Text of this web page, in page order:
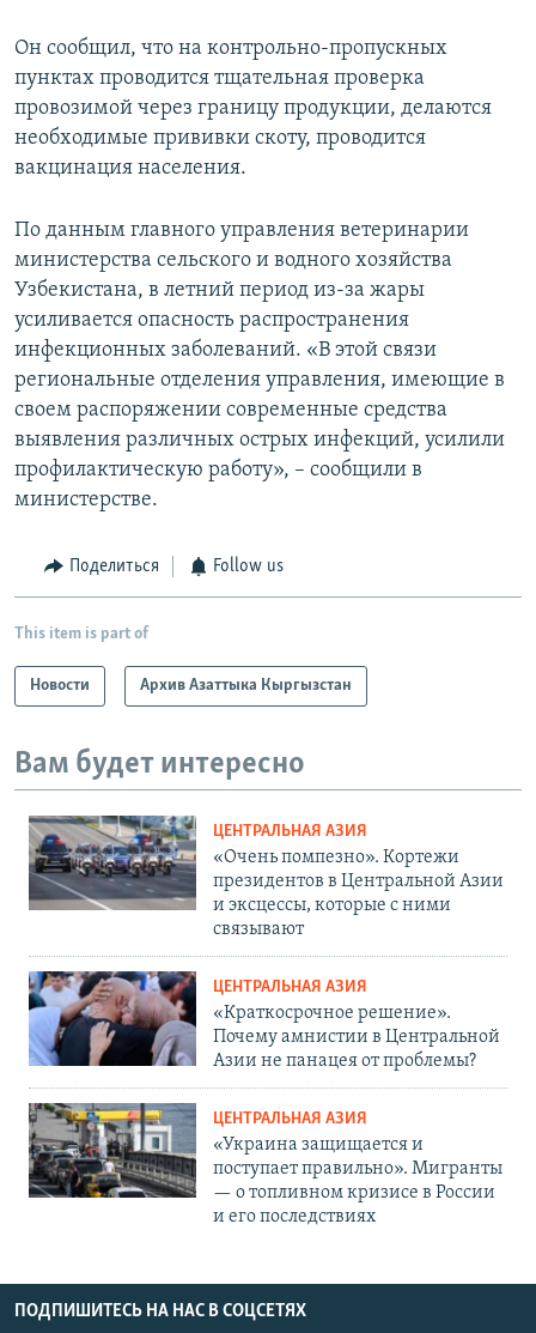
Он сообщил, что на контрольно-пропускных
пунктах проводится тщательная проверка
провозимой через границу продукции, делаются
необходимые прививки скоту, проводится
вакцинация населения.
По данным главного управления ветеринарии
министерства сельского и водного хозяйства
Узбекистана, в летний период из-за жары
усиливается опасность распространения
инфекционных заболеваний. «В этой связи
региональные отделения управления, имеющие в
своем распоряжении современные средства
выявления различных острых инфекций, усилили
профилактическую работу», – сообщили в
министерстве.
Поделиться Follow us
This item is part of
Новости Архив Азаттыка Кыргызстан
Вам будет интересно
ЦЕНТРАЛЬНАЯ АЗИЯ
«Очень помпезно». Кортежи
президентов в Центральной Азии
и эксцессы, которые с ними
связывают
ЦЕНТРАЛЬНАЯ АЗИЯ
«Краткосрочное решение».
Почему амнистии в Центральной
Азии не панацея от проблемы?
ЦЕНТРАЛЬНАЯ АЗИЯ
«Украина защищается и
поступает правильно». Мигранты
— о топливном кризисе в России
и его последствиях
ПОДПИШИТЕСЬ НА НАС В СОЦСЕТЯХ